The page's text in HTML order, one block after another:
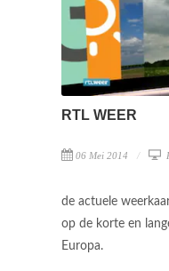
RTL WEER
06 Mei 2014
de actuele
op de korte en
Europa.